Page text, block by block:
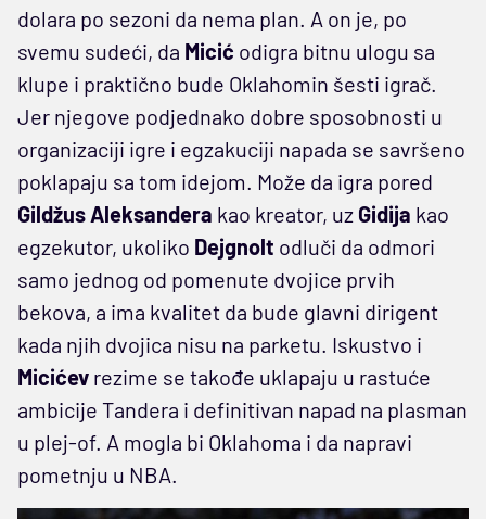
dolara po sezoni da nema plan. A on je, po
svemu sudeći, da Micić odigra bitnu ulogu sa
klupe i praktično bude Oklahomin šesti igrač.
Jer njegove podjednako dobre sposobnosti u
organizaciji igre i egzakuciji napada se savršeno
poklapaju sa tom idejom. Može da igra pored
Gildžus Aleksandera kao kreator, uz Gidija kao
egzekutor, ukoliko Dejgnolt odluči da odmori
samo jednog od pomenute dvojice prvih
bekova, a ima kvalitet da bude glavni dirigent
kada njih dvojica nisu na parketu. Iskustvo i
Micićev rezime se takođe uklapaju u rastuće
ambicije Tandera i definitivan napad na plasman
u plej-of. A mogla bi Oklahoma i da napravi
pometnju u NBA.